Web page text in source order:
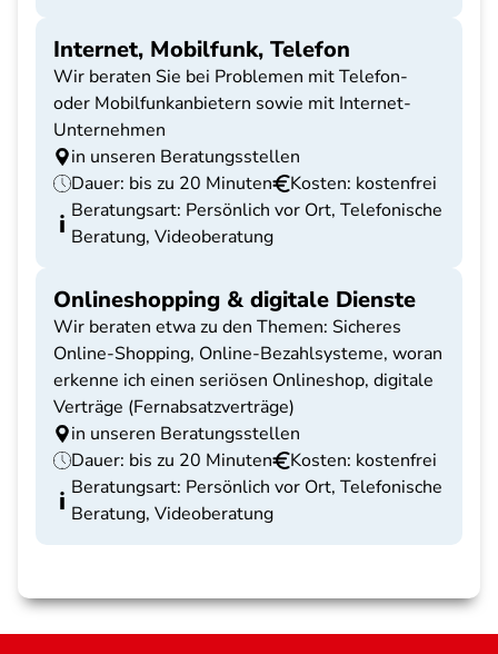
Internet, Mobilfunk, Telefon
Wir beraten Sie bei Problemen mit Telefon-
oder Mobilfunkanbietern sowie mit Internet-
Unternehmen
in unseren Beratungsstellen
Dauer: bis zu 20 Minuten
Kosten: kostenfrei
Beratungsart: Persönlich vor Ort, Telefonische
Beratung, Videoberatung
Onlineshopping & digitale Dienste
Wir beraten etwa zu den Themen: Sicheres
Online-Shopping, Online-Bezahlsysteme, woran
erkenne ich einen seriösen Onlineshop, digitale
Verträge (Fernabsatzverträge)
in unseren Beratungsstellen
Dauer: bis zu 20 Minuten
Kosten: kostenfrei
Beratungsart: Persönlich vor Ort, Telefonische
Beratung, Videoberatung